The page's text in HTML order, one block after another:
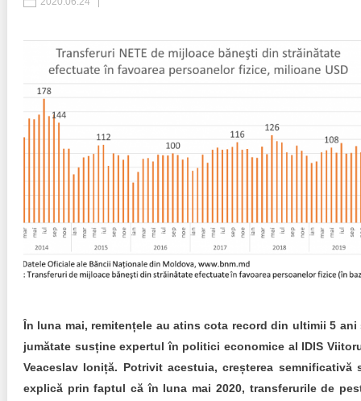
Inițiative în derulare
Inițiative desfășurate
Manual de proceduri
Organigrama IDIS
Anunțuri
Bunele practici
Laborator sociometric
Transparența guvernării locale
People Watch
Agenda Națională de Business
15 minute de realism economic
Trend Hunter
În luna mai, remitențele au atins cota record din ultimii 5 ani
jumătate susține expertul în politici economice al IDIS
Veaceslav Ioniță. Potrivit acestuia, creșterea semnificativă
explică prin faptul că în luna mai 2020, transferurile de